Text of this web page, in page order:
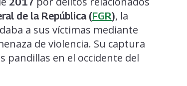
de la República (FGR), la
a sus víctimas mediante
de violencia. Su captura
pandillas en el occidente del